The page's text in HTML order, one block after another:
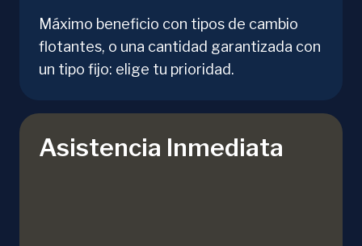
Máximo beneficio con tipos de cambio
flotantes, o una cantidad garantizada con
un tipo fijo: elige tu prioridad.
Asistencia Inmediata